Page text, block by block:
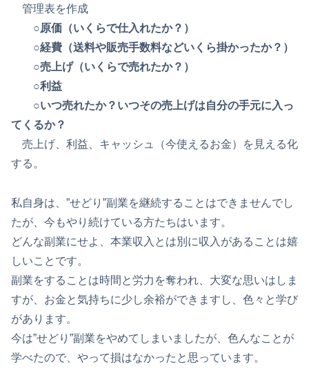
管理表を作成
○原価（いくらで仕入れたか？）
○経費（送料や販売手数料などいくら掛かったか？）
○売上げ（いくらで売れたか？）
○利益
○いつ売れたか？いつその売上げは自分の手元に入っ
てくるか？
売上げ、利益、キャッシュ（今使えるお金）を見える化
する。
私自身は、”せどり”副業を継続することはできませんでし
たが、今もやり続けている方たちはいます。
どんな副業にせよ、本業収入とは別に収入があることは嬉
しいことです。
副業をすることは時間と労力を奪われ、大変な思いはしま
すが、お金と気持ちに少し余裕ができますし、色々と学び
があります。
今は”せどり”副業をやめてしまいましたが、色んなことが
学べたので、やって損はなかったと思っています。